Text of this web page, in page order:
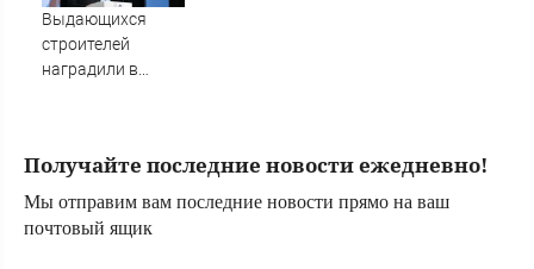
контейнеров
Выдающихся
строителей
наградили в
Получайте последние новости ежедневно!
Мы отправим вам последние новости прямо на ваш
почтовый ящик